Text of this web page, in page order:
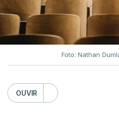
semanas têm sido
acentuada, tendência que
próxima semana.
c/Lusa
Foto: Nathan
OUVIR